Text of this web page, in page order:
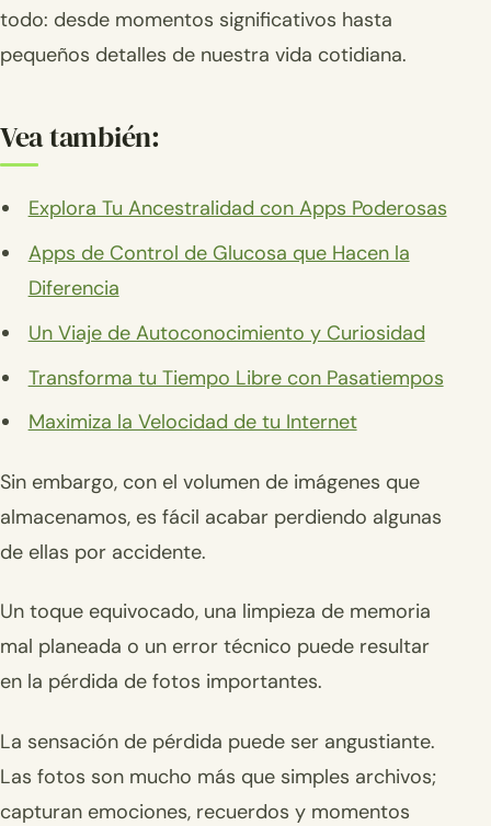
todo: desde momentos significativos hasta
pequeños detalles de nuestra vida cotidiana.
Vea también:
Explora Tu Ancestralidad con Apps Poderosas
Apps de Control de Glucosa que Hacen la
Diferencia
Un Viaje de Autoconocimiento y Curiosidad
Transforma tu Tiempo Libre con Pasatiempos
Maximiza la Velocidad de tu Internet
Sin embargo, con el volumen de imágenes que
almacenamos, es fácil acabar perdiendo algunas
de ellas por accidente.
Un toque equivocado, una limpieza de memoria
mal planeada o un error técnico puede resultar
en la pérdida de fotos importantes.
La sensación de pérdida puede ser angustiante.
Las fotos son mucho más que simples archivos;
capturan emociones, recuerdos y momentos